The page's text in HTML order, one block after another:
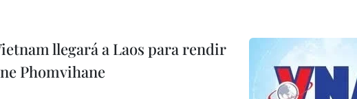
llegará a Laos para rendir
Phomvihane